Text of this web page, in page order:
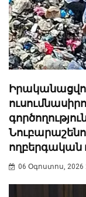
ողբերգական
06 Օգոստոս, 2026